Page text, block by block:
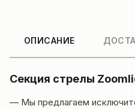
ОПИСАНИЕ
Секция стрелы
— Мы предлагаем